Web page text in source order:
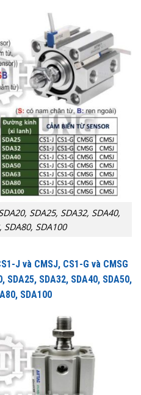
SDA25, SDA32, SDA40,
SDA80, SDA100
J và CMSJ, CS1-G và CMSG
SDA32, SDA40, SDA50,
SDA100